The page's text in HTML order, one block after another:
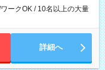
ークOK / 10名以上の大量
詳細へ